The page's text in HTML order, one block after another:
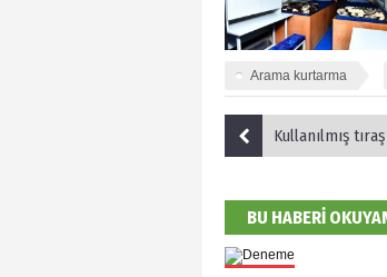
Arama kurtarma
Kullanılmış tıraş
BU HABERİ